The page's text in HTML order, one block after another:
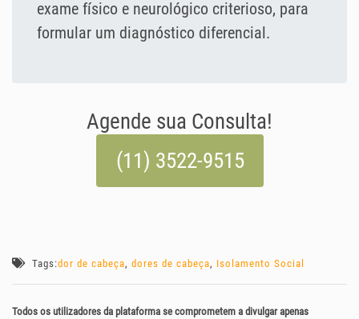
exame físico e neurológico criterioso, para
formular um diagnóstico diferencial.
Agende sua Consulta!
(11) 3522-9515
Tags:dor de cabeça, dores de cabeça, Isolamento Social
Todos os utilizadores da plataforma se comprometem a divulgar apenas